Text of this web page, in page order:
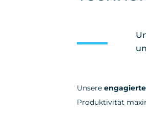
Unsere
Produktivität